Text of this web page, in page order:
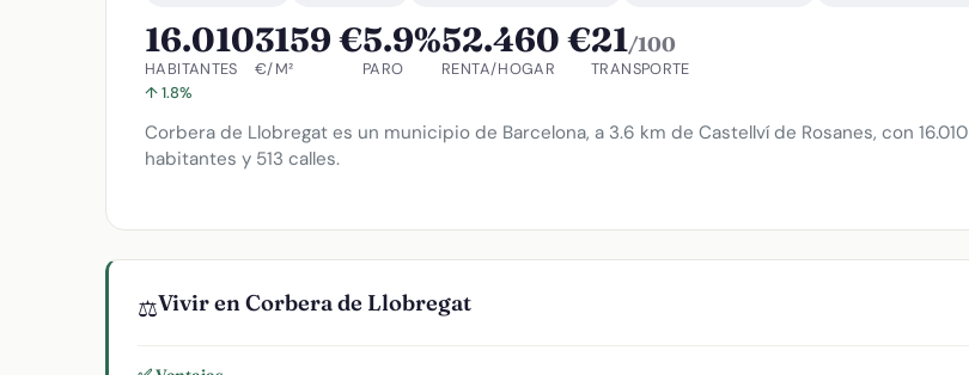
16.010
HABITANTES
↑ 1.8%
3159 €
€/M²
5.9%
PARO
52.460 €
RENTA/HOGAR
21/100
TRANSPORTE
Corbera de Llobregat es un municipio de Barcelona, a 3.6 km de Castellví de Rosanes, con 16.010
habitantes y 513 calles.
⚖️Vivir en Corbera de Llobregat